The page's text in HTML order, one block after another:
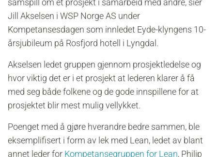
Jill Akselsen i WSP Norge AS under
Kompetansesdagen som innledet Eyde-klyngens 10-
årsjubileum på Rosfjord hotell i Lyngdal.
Akselsen ledet gruppen gjennom prosjektledelse og
hvor viktig det er i et prosjekt at lederen klarer å få
med seg både folkene og de gode innspillene for at
prosjektet blir mest mulig vellykket.
Poenget med å gjøre hverandre bedre sammen, ble
eksemplifisert i form av lek med Lean, ledet av blant
annet leder for Kompetansegruppen for Lean, Philip